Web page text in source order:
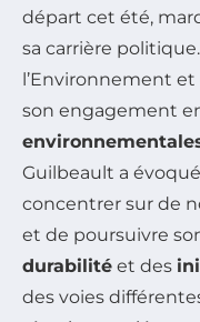
départ cet été,
sa carrière
l’Environnement
son engagement
Guilbeault a
concentrer sur de
et de poursuivre
durabilité et des
des voies